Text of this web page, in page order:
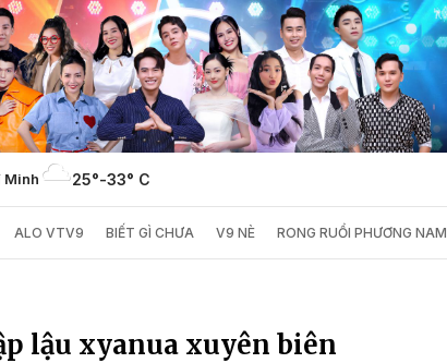
Minh 25°-33° C
ALO VTV9 BIẾT GÌ CHƯA V9 NÈ RONG RUỔI PHƯƠNG NAM
lậu xyanua xuyên biên